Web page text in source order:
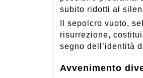
subito ridotti al
Il sepolcro vuoto,
risurrezione,
segno dell’identità
Avvenimento